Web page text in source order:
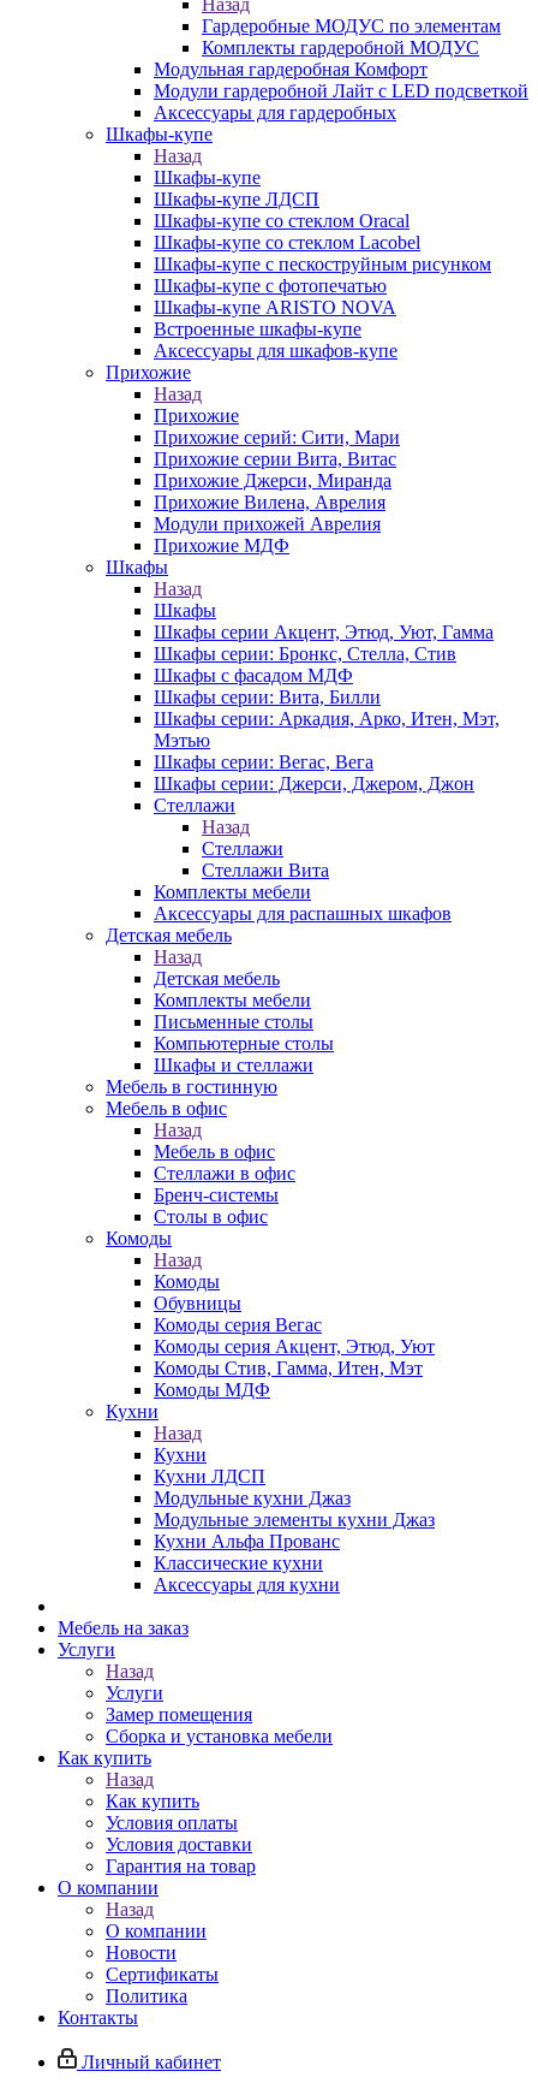
Назад
Гардеробные МОДУС по элементам
Комплекты гардеробной МОДУС
Модульная гардеробная Комфорт
Модули гардеробной Лайт с LED подсветкой
Аксессуары для гардеробных
Шкафы-купе
Назад
Шкафы-купе
Шкафы-купе ЛДСП
Шкафы-купе со стеклом Oracal
Шкафы-купе со стеклом Lacobel
Шкафы-купе с пескоструйным рисунком
Шкафы-купе с фотопечатью
Шкафы-купе ARISTO NOVA
Встроенные шкафы-купе
Аксессуары для шкафов-купе
Прихожие
Назад
Прихожие
Прихожие серий: Сити, Мари
Прихожие серии Вита, Витас
Прихожие Джерси, Миранда
Прихожие Вилена, Аврелия
Модули прихожей Аврелия
Прихожие МДФ
Шкафы
Назад
Шкафы
Шкафы серии Акцент, Этюд, Уют, Гамма
Шкафы серии: Бронкс, Стелла, Стив
Шкафы с фасадом МДФ
Шкафы серии: Вита, Билли
Шкафы серии: Аркадия, Арко, Итен, Мэт,
Мэтью
Шкафы серии: Вегас, Вега
Шкафы серии: Джерси, Джером, Джон
Стеллажи
Назад
Стеллажи
Стеллажи Вита
Комплекты мебели
Аксессуары для распашных шкафов
Детская мебель
Назад
Детская мебель
Комплекты мебели
Письменные столы
Компьютерные столы
Шкафы и стеллажи
Мебель в гостинную
Мебель в офис
Назад
Мебель в офис
Стеллажи в офис
Бренч-системы
Столы в офис
Комоды
Назад
Комоды
Обувницы
Комоды серия Вегас
Комоды серия Акцент, Этюд, Уют
Комоды Стив, Гамма, Итен, Мэт
Комоды МДФ
Кухни
Назад
Кухни
Кухни ЛДСП
Модульные кухни Джаз
Модульные элементы кухни Джаз
Кухни Альфа Прованс
Классические кухни
Аксессуары для кухни
Мебель на заказ
Услуги
Назад
Услуги
Замер помещения
Сборка и установка мебели
Как купить
Назад
Как купить
Условия оплаты
Условия доставки
Гарантия на товар
О компании
Назад
О компании
Новости
Сертификаты
Политика
Контакты
Личный кабинет